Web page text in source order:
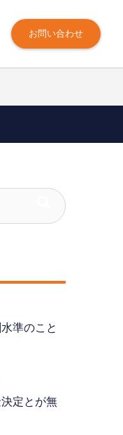
お問い合わせ
準のこと
定とが無